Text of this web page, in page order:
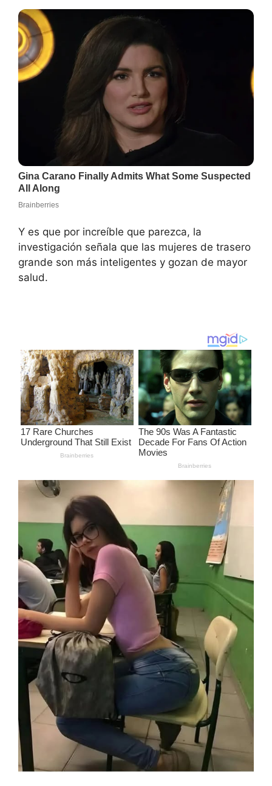
Y es que por increíble que parezca, la
investigación señala que las mujeres de trasero
grande son más inteligentes y gozan de mayor
salud.